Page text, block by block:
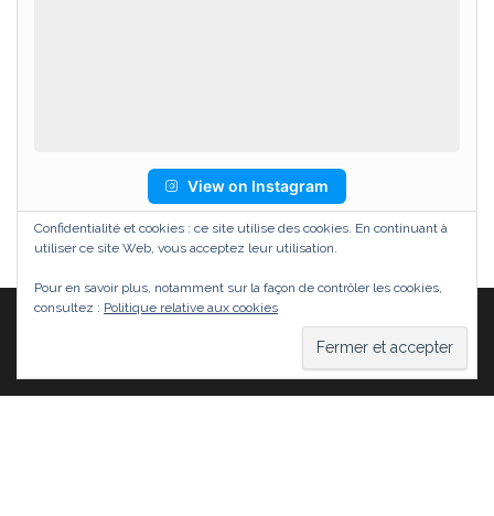
View on Instagram
WordPress |Thème :Head
Confidentialité et cookies : ce site utilise des cookies. En continuant à
utiliser ce site Web, vous acceptez leur utilisation.
Pour en savoir plus, notamment sur la façon de contrôler les cookies,
consultez : Politique relative aux cookies